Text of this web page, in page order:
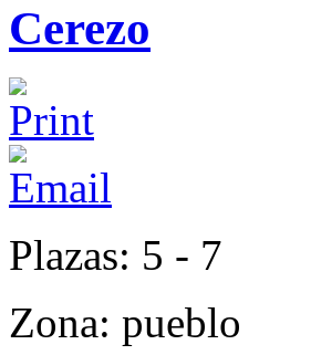
Cerezo
Plazas: 5 - 7
Zona: pueblo